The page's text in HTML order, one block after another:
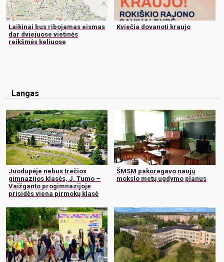
Laikinai bus ribojamas eismas
dar dviejuose vietinės
reikšmės keliuose
Kviečia dovanoti kraujo
Langas
Juodupėje nebus trečios
gimnazijos klasės, J. Tumo –
Vaižganto progimnazijoje
prisidės viena pirmokų klasė
ŠMSM pakoregavo naujų
mokslo metų ugdymo planus